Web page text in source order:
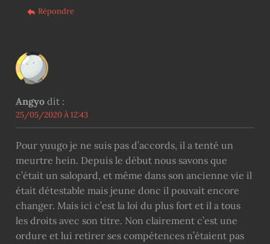
Répondre
Angyo dit :
25/05/2020 À 12:43
Pour yuugo je ne suis pas d’accords, il a tenté un
meurtre hein. Depuis le début nous savons que
c’était un salopard, et même dans son ancienne vie il
était détestable mais jeune donc il pouvait encore
changer. Mais ici c’est la loi du plus fort et il a tous
les droits avec son titre. Non clairement c’est une
ordure et lui retirer ses compétences n’étaient pas